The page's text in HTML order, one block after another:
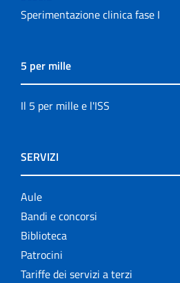
Sperimentazione clinica fase I
5 per mille
Il 5 per mille e l'ISS
SERVIZI
Aule
Bandi e concorsi
Biblioteca
Patrocini
Tariffe dei servizi a terzi